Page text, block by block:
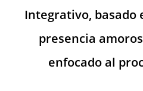
Integrativo, basado
presencia
enfocado al